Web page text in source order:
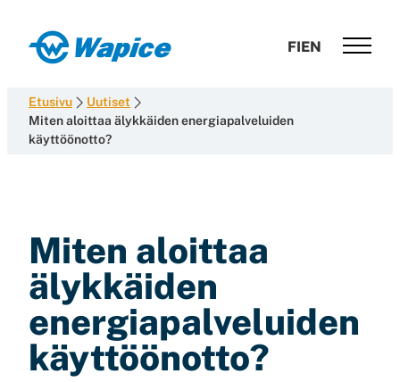
suoraan
sisältöön
Wapice
development
with
end-
FIEN
Etusivu
Uutiset
Miten aloittaa älykkäiden energiapalveluiden
käyttöönotto?
Miten aloittaa
älykkäiden
energiapalveluiden
käyttöönotto?